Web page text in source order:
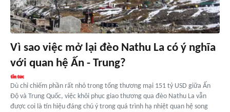
Vì sao việc mở lại đèo Nathu La có ý nghĩa
với quan hệ Ấn - Trung?
Dù chỉ chiếm phần rất nhỏ trong tổng thương mại 151 tỷ USD giữa Ấn
Độ và Trung Quốc, việc khôi phục giao thương qua đèo Nathu La vẫn
được coi là tín hiệu đáng chú ý trong quá trình hạ nhiệt quan hệ song